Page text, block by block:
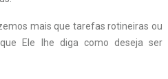
mais que tarefas rotineiras ou
Ele lhe diga como deseja ser